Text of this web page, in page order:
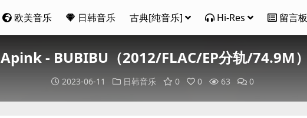
欧美音乐 日韩音乐 古典[纯音乐] Hi-Res 留言板
Apink - BUBIBU（2012/FLAC/EP分轨/74.9M）
2023-06-11 日韩音乐 0 0 63 0